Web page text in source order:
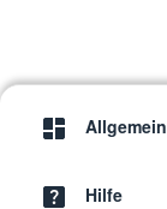
Allgemein
Hilfe